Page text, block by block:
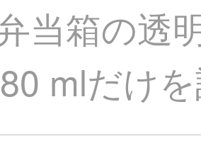
当箱の透
mlだけを